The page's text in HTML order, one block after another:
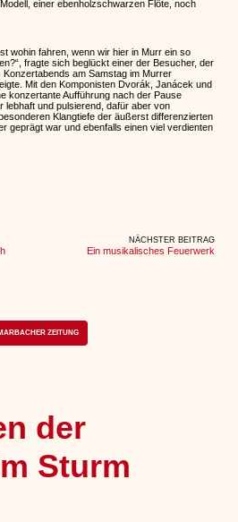
einer ebenholzschwarzen Flöte, noch
wohin fahren, wenn wir hier in Murr ein so
fragte sich beglückt einer der Besucher, der
am Samstag im Murrer
Mit den Komponisten Dvorák, Janácek und
konzertante Aufführung nach der Pause
lebhaft und pulsierend, dafür aber von
Klangtiefe der äußerst differenzierten
geprägt war und ebenfalls einen viel verdienten
NÄCHSTER BEITRAG
Ein musikalisches Feuerwerk
ZEITUNG
der
Sturm